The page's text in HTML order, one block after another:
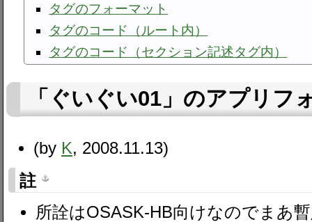
タグのフォーマット
タグのコード（ルート内）
タグのコード（セクション記述タグ内）
「ぐいぐい01」のアプリフ
(by K, 2008.11.13)
註
所詮はOSASK-HB向けなのでまあ